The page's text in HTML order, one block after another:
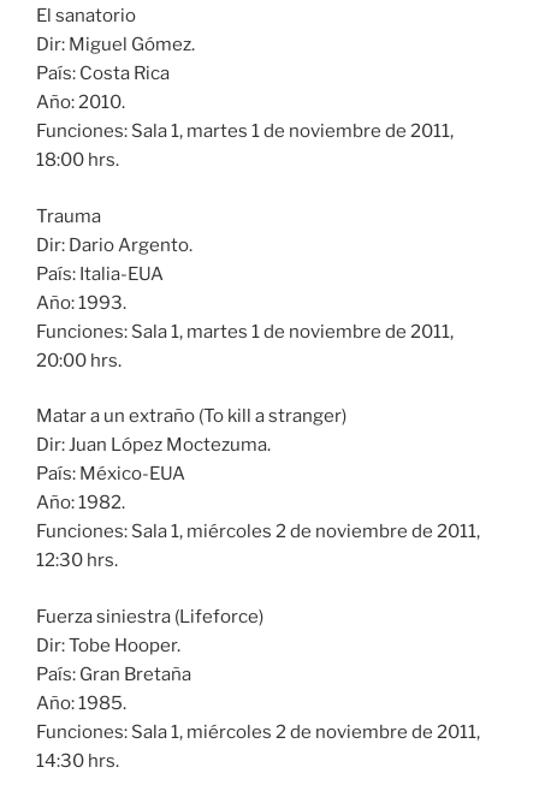
El sanatorio
Dir: Miguel Gómez.
País: Costa Rica
Año: 2010.
Funciones: Sala 1, martes 1 de noviembre de 2011,
18:00 hrs.
Trauma
Dir: Dario Argento.
País: Italia-EUA
Año: 1993.
Funciones: Sala 1, martes 1 de noviembre de 2011,
20:00 hrs.
Matar a un extraño (To kill a stranger)
Dir: Juan López Moctezuma.
País: México-EUA
Año: 1982.
Funciones: Sala 1, miércoles 2 de noviembre de 2011,
12:30 hrs.
Fuerza siniestra (Lifeforce)
Dir: Tobe Hooper.
País: Gran Bretaña
Año: 1985.
Funciones: Sala 1, miércoles 2 de noviembre de 2011,
14:30 hrs.